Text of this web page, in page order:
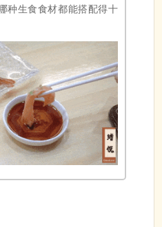
种生食食材都能搭配得十